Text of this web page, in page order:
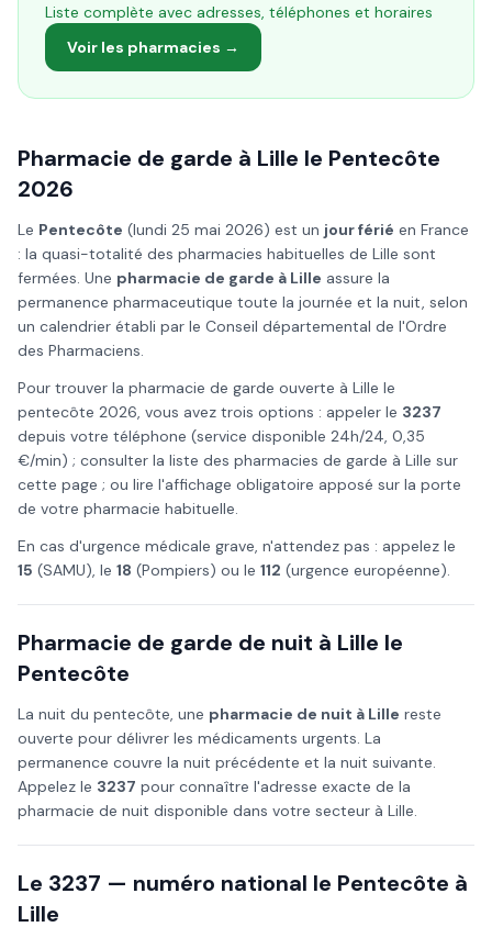
Liste complète avec adresses, téléphones et horaires
Voir les pharmacies →
Pharmacie de garde à Lille le Pentecôte
2026
Le Pentecôte (lundi 25 mai 2026) est un jour férié en France
: la quasi-totalité des pharmacies habituelles de Lille sont
fermées. Une pharmacie de garde à Lille assure la
permanence pharmaceutique toute la journée et la nuit, selon
un calendrier établi par le Conseil départemental de l'Ordre
des Pharmaciens.
Pour trouver la pharmacie de garde ouverte à Lille le
pentecôte 2026, vous avez trois options : appeler le 3237
depuis votre téléphone (service disponible 24h/24, 0,35
€/min) ; consulter la liste des pharmacies de garde à Lille sur
cette page ; ou lire l'affichage obligatoire apposé sur la porte
de votre pharmacie habituelle.
En cas d'urgence médicale grave, n'attendez pas : appelez le
15 (SAMU), le 18 (Pompiers) ou le 112 (urgence européenne).
Pharmacie de garde de nuit à Lille le
Pentecôte
La nuit du pentecôte, une pharmacie de nuit à Lille reste
ouverte pour délivrer les médicaments urgents. La
permanence couvre la nuit précédente et la nuit suivante.
Appelez le 3237 pour connaître l'adresse exacte de la
pharmacie de nuit disponible dans votre secteur à Lille.
Le 3237 — numéro national le Pentecôte à
Lille